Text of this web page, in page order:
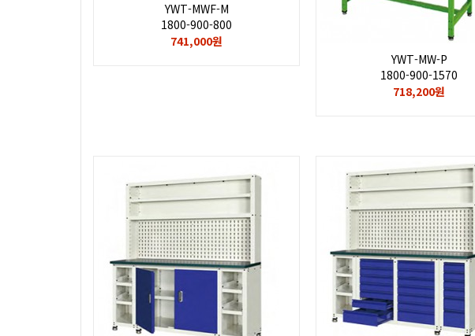
YWT-MWF-M
1800-900-800
741,000원
YWT-MW-P
1800-900-1570
718,200원